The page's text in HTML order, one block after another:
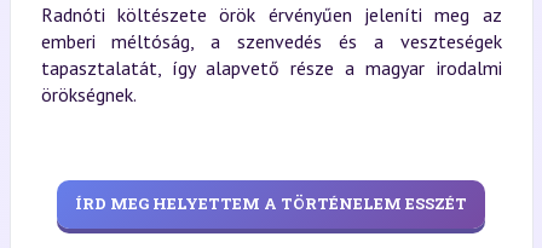
Radnóti költészete örök érvényűen jeleníti meg az
emberi méltóság, a szenvedés és a veszteségek
tapasztalatát, így alapvető része a magyar irodalmi
örökségnek.
ÍRD MEG HELYETTEM A TÖRTÉNELEM ESSZÉT